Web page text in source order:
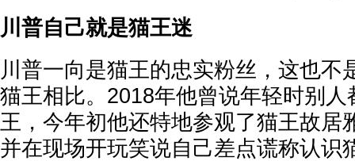
川普自己就是猫王迷
川普一向是猫王的忠实粉丝，这也不
猫王相比。2018年他曾说年轻时别人
王，今年初他还特地参观了猫王故居
并在现场开玩笑说自己差点谎称认识